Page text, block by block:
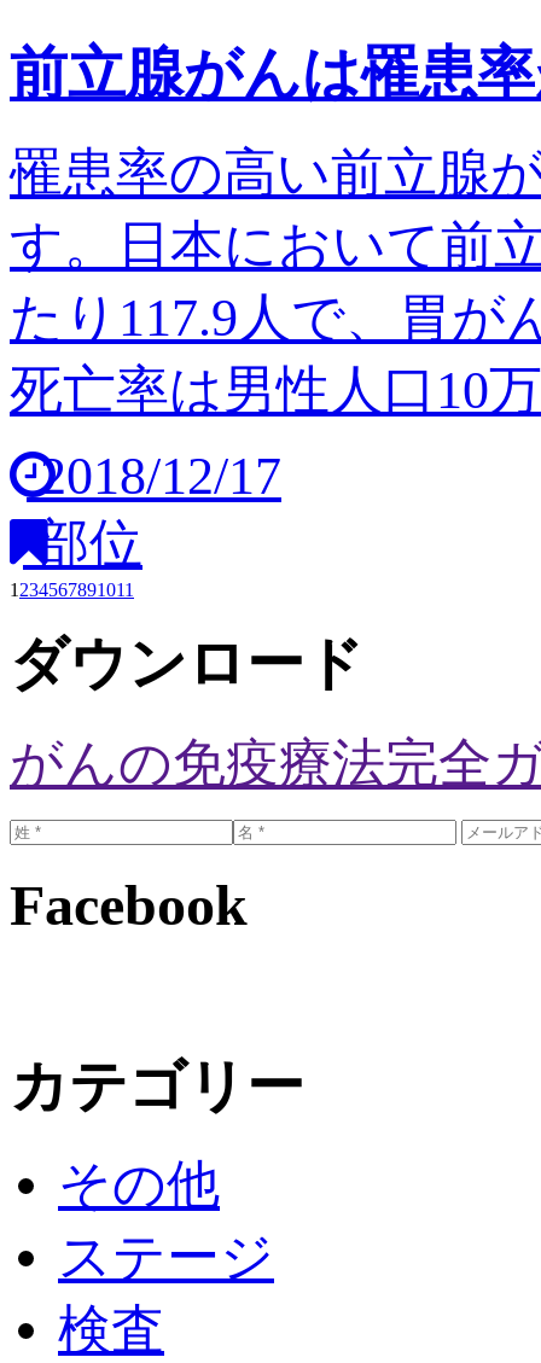
前立腺がんは罹患
罹患率の高い前立腺
す。日本において前
たり117.9人で、胃が
死亡率は男性人口10
2018/12/17
部位
1 234567891011
ダウンロード
がんの免疫療法完全
Facebook
カテゴリー
その他
ステージ
検査